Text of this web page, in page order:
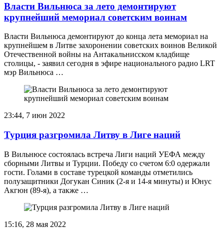
Власти Вильнюса за лето демонтируют
крупнейший мемориал советским воинам
Власти Вильнюса демонтируют до конца лета мемориал на
крупнейшем в Литве захоронении советских воинов Великой
Отечественной войны на Антакальнисском кладбище
столицы, - заявил сегодня в эфире национального радио LRT
мэр Вильнюса …
23:44, 7 июн 2022
Турция разгромила Литву в Лиге наций
В Вильнюсе состоялась встреча Лиги наций УЕФА между
сборными Литвы и Турции. Победу со счетом 6:0 одержали
гости. Голами в составе турецкой команды отметились
полузащитники Догукан Синик (2-я и 14-я минуты) и Юнус
Акгюн (89-я), а также …
15:16, 28 мая 2022